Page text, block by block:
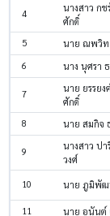
4
นางสาว กช
ศักดิ์
5 นาย ณพวิท
6
นาง นุศรา
7
นาย ยรรยง
ศักดิ์
8 นาย สมกิจ
9
นางสาว ปา
วงศ์
10 นาย ภูมิพัฒ
11
นาย อนันต์